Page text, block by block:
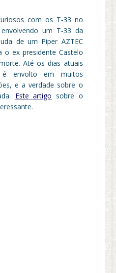
com os T-33 no
um T-33 da
de um Piper AZTEC
o ex presidente Castelo
Até os dias atuais
envolto em muitos
e a verdade sobre o
Este artigo sobre o